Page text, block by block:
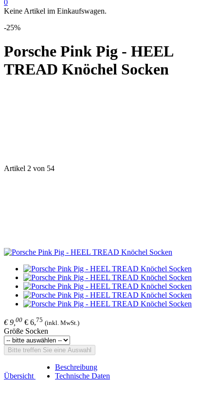
0
Keine Artikel im Einkaufswagen.
-25%
Porsche Pink Pig - HEEL
TREAD Knöchel Socken
Artikel 2 von 54
€ 9, 00 € 6,75 (inkl. MwSt.)
Größe Socken
Bitte treffen Sie eine Auswahl
Übersicht
Beschreibung
Technische Daten